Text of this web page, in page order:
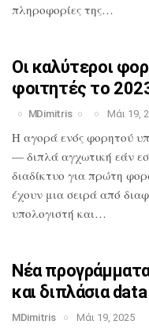
πληροφορίες της…
Οι καλύτεροι
φοιτητές το
MDimitris Μάι 19,
Η αγορά ενός φορητού
— διπλά αγχωτική εάν
διαδίκτυο για πρώτη
έχουν μια σειρά από
υπολογιστή και…
Νέα
και διπλάσια
MDimitris Μάι 19, 2025